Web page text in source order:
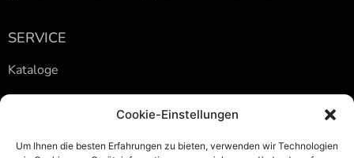
Cookie-Einstellungen
Um Ihnen die besten Erfahrungen zu bieten, verwenden wir Technologien
SERVICE
Kataloge
KUNDENDIENST WINTER HOTLINE
Freitag